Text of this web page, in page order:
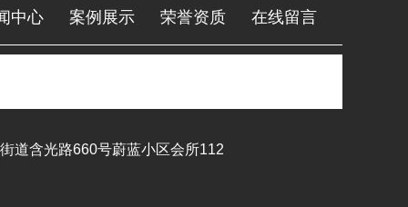
中心 案例展示 荣誉资质 在线留言
道含光路660号蔚蓝小区会所112